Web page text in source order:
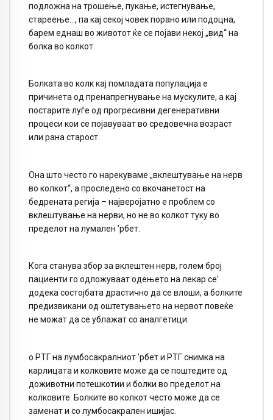
подложна на трошење, пукање, истегнување,
стареење…, па кај секој човек порано или подоцна,
барем еднаш во животот ќе се појави некој „вид“ на
болка во колкот.
Болката во колк кај помладата популација е
причинета од пренапрегнување на мускулите, а кај
постарите луѓе од прогресивни дегенеративни
процеси кои се појавуваат во средовечна возраст
или рана старост.​
Она што често го нарекуваме „вклештување на нерв
во колкот“, а проследено со вкочанетост на
бедрената регија – најверојатно е проблем со
вклештување на нерви, но не во колкот туку во
пределот на лумален ’рбет.
Кога станува збор за вклештен нерв, голем број
пациенти го одложуваат одењето на лекар се’
додека состојбата драстично да се влоши, а болките
предизвикани од оштетувањето на нервот повеќе
не можат да се ублажат со аналгетици.​
о РТГ на лумбосакралниот ’рбет и РТГ снимка на
карлицата и колковите може да се поштедите од
доживотни потешкотии и болки во пределот на
колковите. Болките во колкот често може да се
заменат и со лумбосакрален ишијас.​